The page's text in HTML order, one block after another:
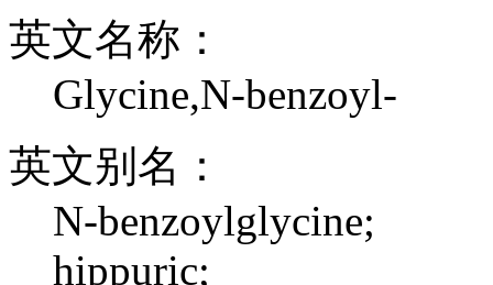
英文名称：
Glycine,N-benzoyl-
英文别名：
N-benzoylglycine;
hippuric;